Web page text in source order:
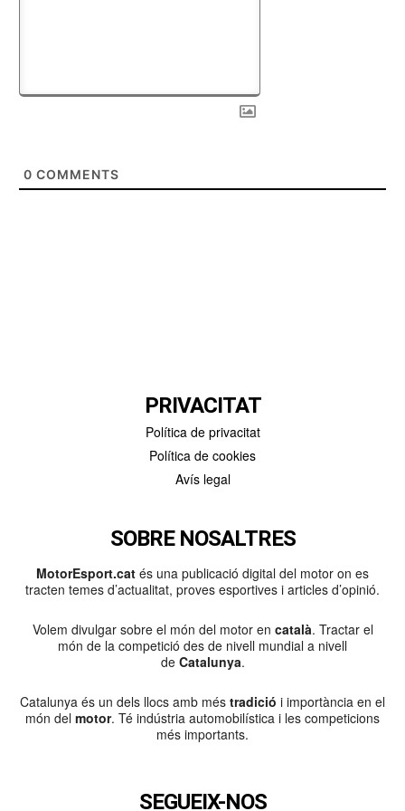
0 COMMENTS
PRIVACITAT
Política de privacitat
Política de cookies
Avís legal
SOBRE NOSALTRES
MotorEsport.cat és una publicació digital del motor on es
tracten temes d’actualitat, proves esportives i articles d’opinió.
Volem divulgar sobre el món del motor en català. Tractar el
món de la competició des de nivell mundial a nivell
de Catalunya.
Catalunya és un dels llocs amb més tradició i importància en el
món del motor. Té indústria automobilística i les competicions
més importants.
SEGUEIX-NOS